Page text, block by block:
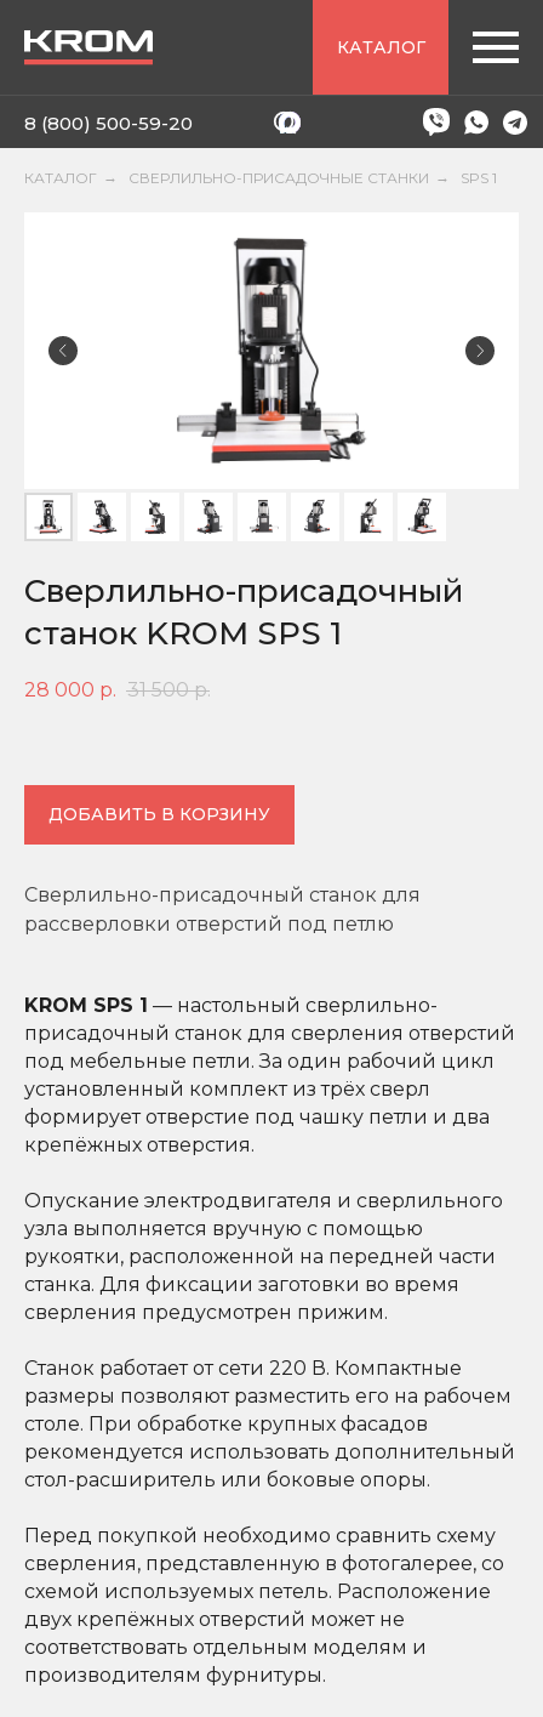
КАТАЛОГ
8 (800) 500-59-20
КАТАЛОГ → СВЕРЛИЛЬНО-ПРИСАДОЧНЫЕ СТАНКИ → SPS 1
Сверлильно-присадочный
станок KROM SPS 1
28 000 р. 31 500 р.
ДОБАВИТЬ В КОРЗИНУ
Сверлильно-присадочный станок для
рассверловки отверстий под петлю
KROM SPS 1 — настольный сверлильно-
присадочный станок для сверления отверстий
под мебельные петли. За один рабочий цикл
установленный комплект из трёх сверл
формирует отверстие под чашку петли и два
крепёжных отверстия.
Опускание электродвигателя и сверлильного
узла выполняется вручную с помощью
рукоятки, расположенной на передней части
станка. Для фиксации заготовки во время
сверления предусмотрен прижим.
Станок работает от сети 220 В. Компактные
размеры позволяют разместить его на рабочем
столе. При обработке крупных фасадов
рекомендуется использовать дополнительный
стол-расширитель или боковые опоры.
Перед покупкой необходимо сравнить схему
сверления, представленную в фотогалерее, со
схемой используемых петель. Расположение
двух крепёжных отверстий может не
соответствовать отдельным моделям и
производителям фурнитуры.